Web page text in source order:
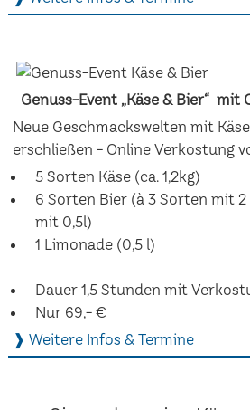
Genuss-Event „Käse & Bier“ mit
Neue Geschmackswelten mit
erschließen - Online Verkostung
5 Sorten Käse (ca. 1,2kg)
6 Sorten Bier (à 3 Sorten mit
mit 0,5l)
1 Limonade (0,5 l)
Dauer 1,5 Stunden mit
Nur 69,- €
❱ Weitere Infos & Termine